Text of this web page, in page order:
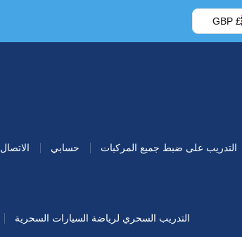
£ GBP
الاتصال حسابي التدريب على ضبط جميع المركبات
التدريب السحري لرياضة السيارات السحرية